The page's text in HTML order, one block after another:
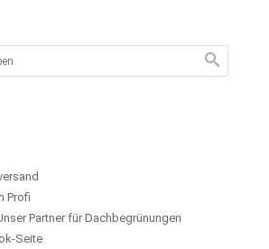
Profi
Partner für Dachbegrünungen
Seite